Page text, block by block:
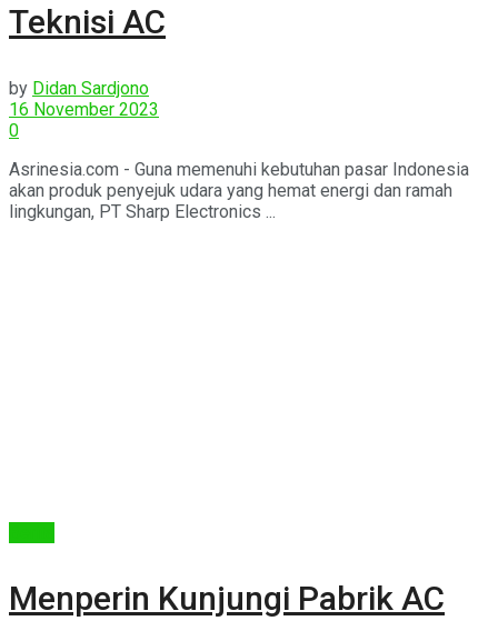
Teknisi AC
by Didan Sardjono
16 November 2023
0
Asrinesia.com - Guna memenuhi kebutuhan pasar Indonesia
akan produk penyejuk udara yang hemat energi dan ramah
lingkungan, PT Sharp Electronics ...
Menperin Kunjungi Pabrik AC